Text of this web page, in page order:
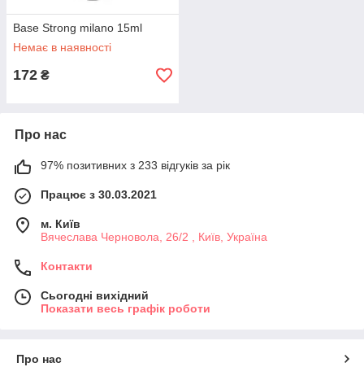
Base Strong milano 15ml
Немає в наявності
172 ₴
Про нас
97% позитивних з 233 відгуків за рік
Працює з 30.03.2021
м. Київ
Вячеслава Черновола, 26/2 , Київ, Україна
Контакти
Сьогодні вихідний
Показати весь графік роботи
Про нас